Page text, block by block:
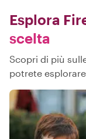
Esplora
scelta
Scopri di più
potrete